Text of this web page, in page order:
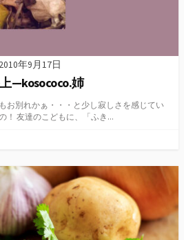
2010年9月17日
—kosococo.姉
お別れかぁ・・・と少し寂しさを感じてい
！ 友達のこどもに、「ふき...